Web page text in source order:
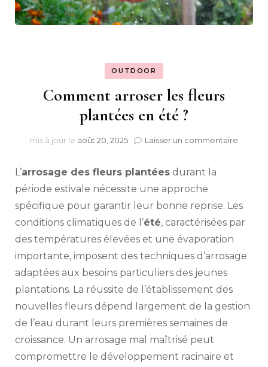
OUTDOOR
Comment arroser les fleurs
plantées en été ?
mis à jour le août 20, 2025 Laisser un commentaire
en
été
L’arrosage des fleurs plantées durant la
période estivale nécessite une approche
spécifique pour garantir leur bonne reprise. Les
conditions climatiques de l’été, caractérisées par
des températures élevées et une évaporation
importante, imposent des techniques d’arrosage
adaptées aux besoins particuliers des jeunes
plantations. La réussite de l’établissement des
nouvelles fleurs dépend largement de la gestion
de l’eau durant leurs premières semaines de
croissance. Un arrosage mal maîtrisé peut
compromettre le développement racinaire et